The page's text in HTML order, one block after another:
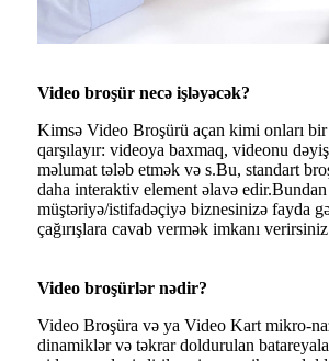
Video broşür necə işləyəcək?
Kimsə Video Broşürü açan kimi onları
qarşılayır: videoya baxmaq, videonu
məlumat tələb etmək və s.Bu, standart
daha interaktiv element əlavə
müştəriyə/istifadəçiyə biznesinizə fayda
çağırışlara cavab vermək imkanı
Video broşürlər nədir?
Video Broşüra və ya Video Kart mikro-
dinamiklər və təkrar doldurulan